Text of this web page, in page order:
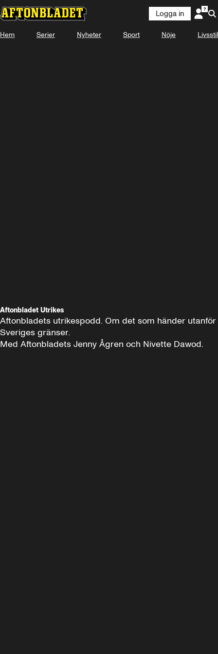
Logga in
Hem Serier Nyheter Sport Nöje Livsstil
Aftonbladet Utrikes
Aftonbladets utrikespodd. Om det som händer utanför
Sveriges gränser.
Med Aftonbladets Jenny Ågren och Nivette Dawod.